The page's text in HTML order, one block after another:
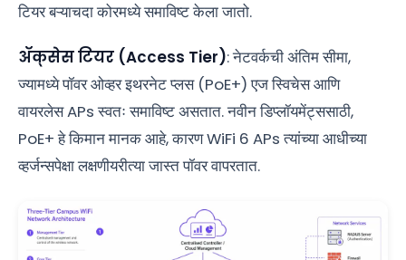
टियर बऱ्याचदा कोरमध्ये समाविष्ट केला जातो.
ॲक्सेस टियर (Access Tier): नेटवर्कची अंतिम सीमा,
ज्यामध्ये पॉवर ओव्हर इथरनेट प्लस (PoE+) एज स्विचेस आणि
वायरलेस APs स्वतः समाविष्ट असतात. नवीन डिप्लॉयमेंट्ससाठी,
PoE+ हे किमान मानक आहे, कारण WiFi 6 APs त्यांच्या आधीच्या
व्हर्जन्सपेक्षा लक्षणीयरीत्या जास्त पॉवर वापरतात.